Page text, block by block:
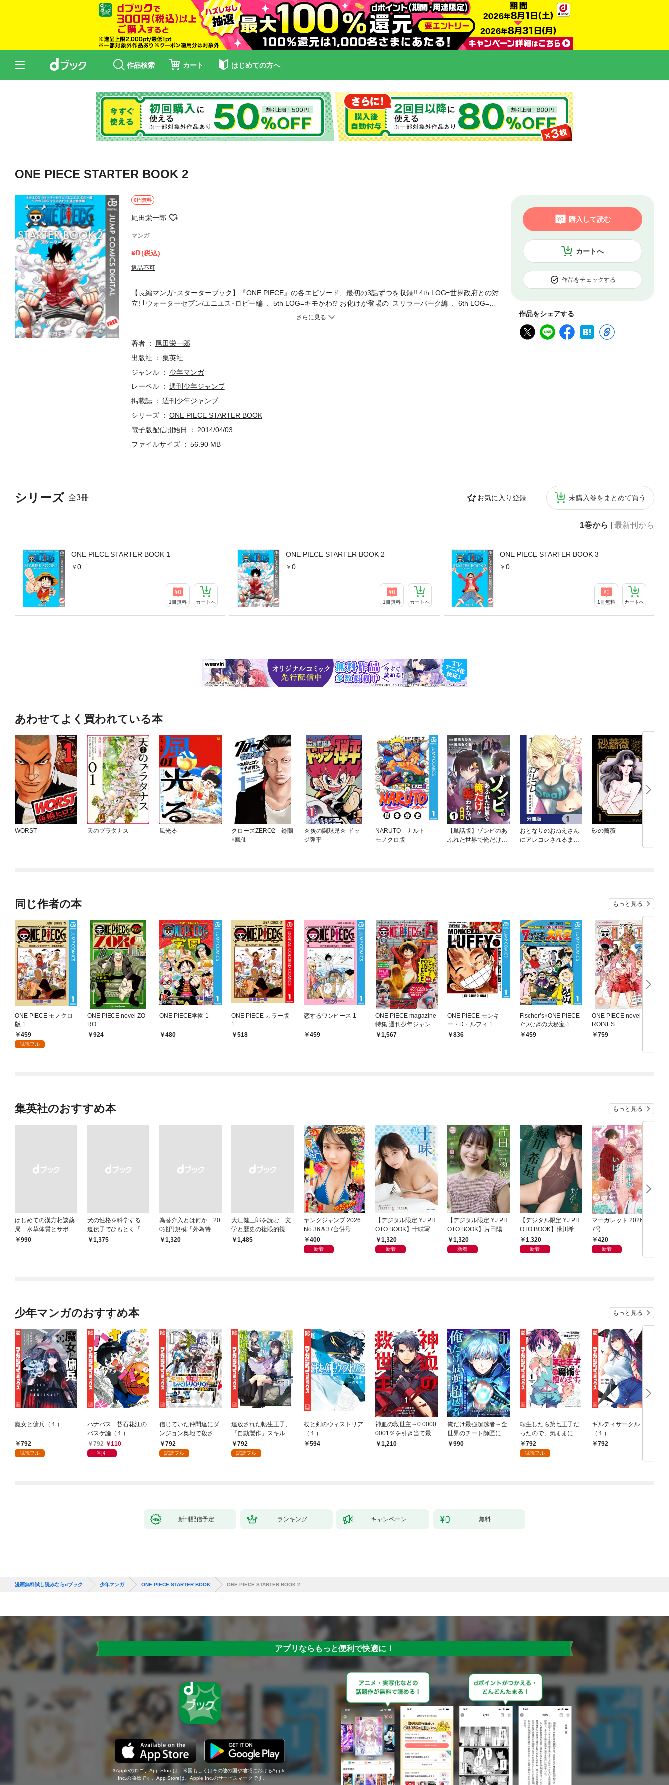
作品検索 カート はじめての方へ
ONE PIECE STARTER BOOK 2
0円無料
尾田栄一郎
マンガ
0(税込)
返品不可
カートへ
購入して読む
作品をチェックする
作品をシェアする
シリーズ 全3冊 お気に入り登録 未購入巻をまとめて買う
1巻から 最新刊から
ONE PIECE STARTER BOOK 1
0
1冊無料 カートへ
ONE PIECE STARTER BOOK 2
0
1冊無料 カートへ
ONE PIECE STARTER BOOK 3
0
1冊無料 カートへ
【長編マンガ･スターターブック】『ONE PIECE』の各エピソード、最初の3話ずつを収録!! 4th LOG=世界政府との対
立! ｢ウォーターセブン/エニエス･ロビー編｣、5th LOG=キモかわ!? お化けが登場の｢スリラーバーク編｣、6th LOG=一
味大ピンチの｢シャボンディ諸島～インペルダウン編｣、7th LOG=海軍との大戦争｢マリンフォード頂上戦争編｣。 キミ
著者
尾田栄一郎
出版社
集英社
ジャンル
少年マンガ
レーベル
週刊少年ジャンプ
掲載誌
週刊少年ジャンプ
シリーズ
ONE PIECE STARTER BOOK
電子版配信開始日
2014/04/03
ファイルサイズ
56.90 MB
あわせてよく買われている本
WORST 天のプラタナス 風光る
クローズZERO2 鈴蘭
×鳳仙
☆炎の闘球児☆ ドッ
ジ弾平
NARUTO—ナルト—
モノクロ版
【単話版】ゾンビのあ
ふれた世界で俺だけが
おとなりのおねえさん
にアレコレされるまん
砂の薔薇
同じ作者の本 もっと見る
ONE PIECE モノクロ
版 1
459
試読フル
ONE PIECE novel ZO
RO
924
ONE PIECE学園 1
480
ONE PIECE カラー版
1
518
恋するワンピース 1
459
ONE PIECE magazine
特集 週刊少年ジャンプ
とONE PIECE 020
1,567
ONE PIECE モンキ
ー・D・ルフィ 1
836
Fischer’s×ONE PIECE
7つなぎの大秘宝 1
459
ONE PIECE novel HE
ROINES
759
集英社のおすすめ本 もっと見る
はじめての漢方相談薬
局 水草体質とサボテ
ン体質
￥990
犬の性格を科学する
遺伝子でひもとく「最
良の友」の進化
￥1,375
為替介入とは何か 20
0兆円規模「外為特
会」が生まれた謎
￥1,320
大江健三郎を読む 文
学と歴史の複眼的視点
から
￥1,485
ヤングジャンプ 2026
No.36＆37合併号
400
新着
【デジタル限定 YJ PH
OTO BOOK】十味写真
集「続・『ぽみ』！？
どこでもトレイン・ベ
1,320
新着
【デジタル限定 YJ PH
OTO BOOK】片田陽依
写真集「羽色日和」
1,320
新着
【デジタル限定 YJ PH
OTO BOOK】緑川希星
写真集「きらら、キラ
リ」
1,320
新着
マーガレット 2026年1
7号
420
新着
少年マンガのおすすめ本 もっと見る
魔女と傭兵（１）
792
試読フル
ハナバス 苔石花江の
バスケ論（１）
792
110
割引
信じていた仲間達にダ
ンジョン奥地で殺され
かけたがギフト『無限
ガチャ』でレベル９９
792
試読フル
追放された転生王子、
『自動製作』スキルで
領地を爆速で開拓し最
強の村を作ってしまう
792
試読フル
杖と剣のウィストリア
（１）
594
神血の救世主～0.0000
0001％を引き当て最強
へ～【電子書籍特典
1,210
俺だけ最強超越者～全
世界のチート師匠に認
められた～【単行本】
990
転生したら第七王子だ
ったので、気ままに魔
術を極めます（１）
792
試読フル
ギルティサークル
（１）
792
新刊配信予定 ランキング キャンペーン 無料
漫画無料試し読みならdブック 少年マンガ ONE PIECE STARTER BOOK ONE PIECE STARTER BOOK 2
アプリならもっと便利で快適に！
Appleのロゴ、App Storeは、米国もしくはその他の国や地域におけるApple
Inc.の商標です。App Storeは、Apple Inc.のサービスマークです。